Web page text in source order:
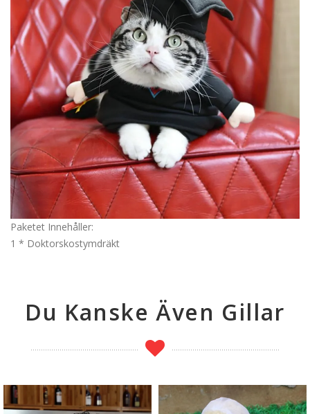
Paketet Innehåller:
1 * Doktorskostymdräkt
Du Kanske Även Gillar